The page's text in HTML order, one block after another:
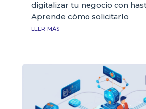
digitalizar tu negocio con
Aprende cómo solicitarlo
leer más